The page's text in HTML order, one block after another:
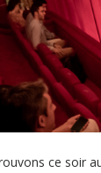
ce soir